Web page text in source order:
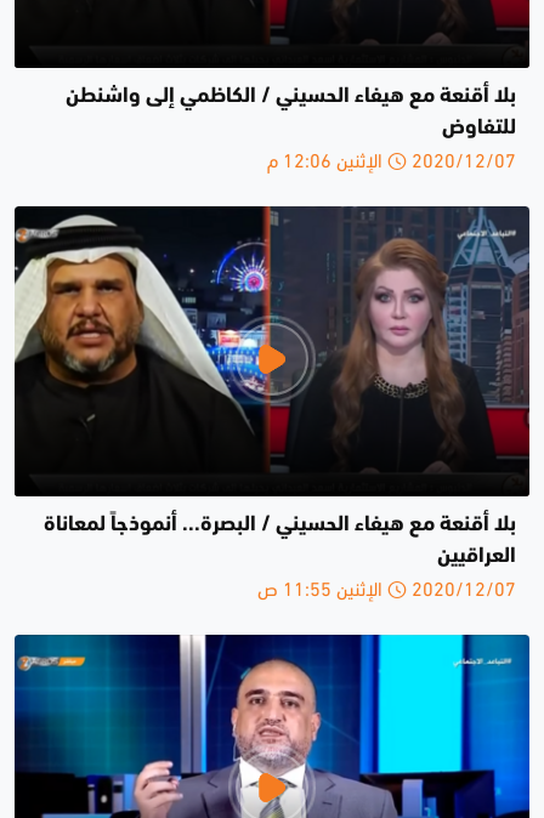
بلا أقنعة مع هيفاء الحسيني / الكاظمي إلى واشنطن
للتفاوض
2020/12/07 الإثنين 12:06 م
بلا أقنعة مع هيفاء الحسيني / البصرة... أنموذجاً لمعاناة
العراقيين
2020/12/07 الإثنين 11:55 ص